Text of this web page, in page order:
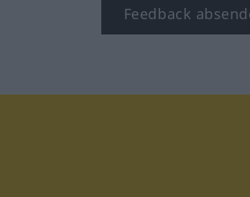
Feedback